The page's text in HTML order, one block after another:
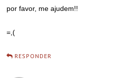
por favor, me ajudem!!
=,(
RESPONDER